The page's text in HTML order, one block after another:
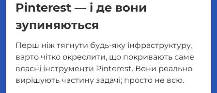
Pinterest — і де вони
зупиняються
Перш ніж тягнути будь-яку інфраструктуру,
варто чітко окреслити, що покривають саме
власні інструменти Pinterest. Вони реально
вирішують частину задачі; просто не всю.